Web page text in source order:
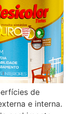
de
e interna.